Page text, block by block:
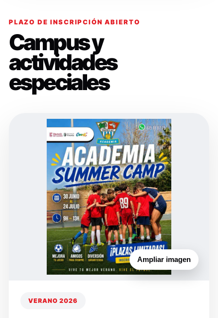
PLAZO DE INSCRIPCIÓN ABIERTO
Campus y
actividades
especiales
Ampliar imagen
VERANO 2026